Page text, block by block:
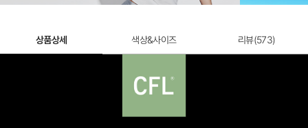
상품상세 색상&사이즈 리뷰(573)